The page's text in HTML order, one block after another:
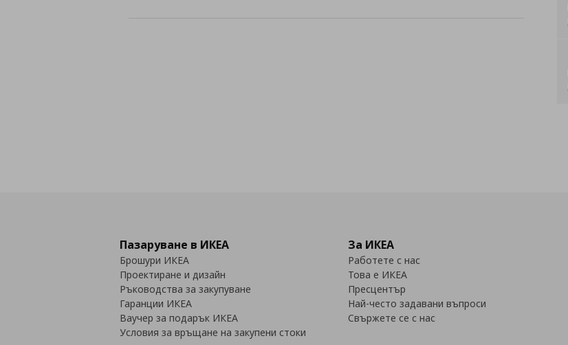
Пазаруване в ИКЕА
Брошури ИКЕА
Проектиране и дизайн
Ръководства за закупуване
Гаранции ИКЕА
Ваучер за подарък ИКЕА
Условия за връщане на закупени стоки
За ИКЕА
Работете с нас
Това е ИКЕА
Пресцентър
Най-често задавани въпроси
Свържете се с нас